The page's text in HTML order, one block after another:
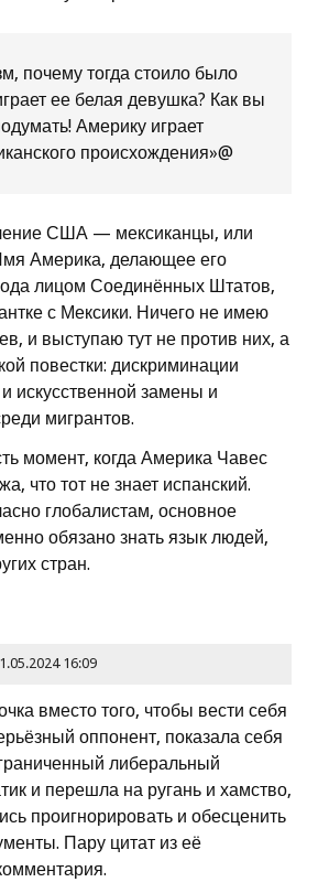
почему тогда стоило было
ее белая девушка? Как вы
Америку играет
происхождения»@
США — мексиканцы, или
Америка, делающее его
лицом Соединённых Штатов,
с Мексики. Ничего не имею
и выступаю тут не против них, а
повестки: дискриминации
искусственной замены и
мигрантов.
момент, когда Америка Чавес
что тот не знает испанский.
глобалистам, основное
обязано знать язык людей,
стран.
16:09
вместо того, чтобы вести себя
оппонент, показала себя
либеральный
и перешла на ругань и хамство,
проигнорировать и обесценить
Пару цитат из её